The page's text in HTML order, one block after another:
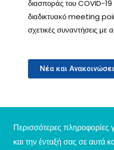
διασποράς του COVID-19
διαδικτυακό meeting
σχετικές συναντήσεις με
Νέα και
Περισσότερες πληροφορίες
και την ένταξή σας σε αυτά